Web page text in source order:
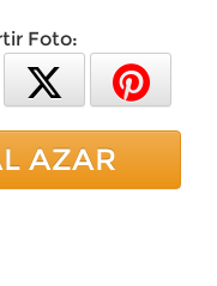
Foto:
AZAR